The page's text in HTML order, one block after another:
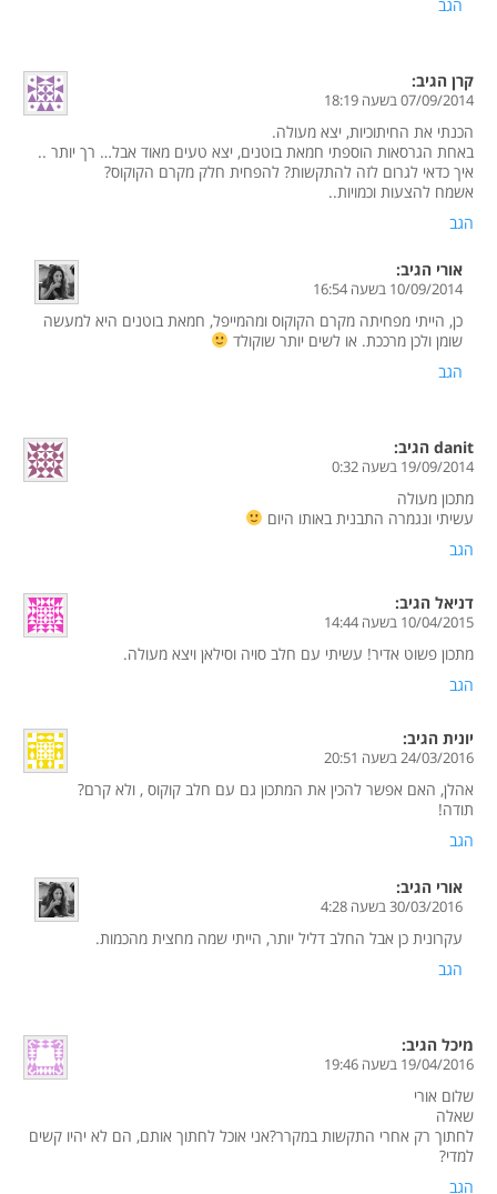
הגב
קרן הגיב:
07/09/2014 בשעה 18:19
הכנתי את החיתוכיות, יצא מעולה.
באחת הגרסאות הוספתי חמאת בוטנים, יצא טעים מאוד אבל… רך יותר ..
איך כדאי לגרום לזה להתקשות? להפחית חלק מקרם הקוקוס?
אשמח להצעות וכמויות..
הגב
אורי הגיב:
10/09/2014 בשעה 16:54
כן, הייתי מפחיתה מקרם הקוקוס ומהמייפל, חמאת בוטנים היא למעשה
שומן ולכן מרככת. או לשים יותר שוקולד
הגב
danit הגיב:
19/09/2014 בשעה 0:32
מתכון מעולה
עשיתי ונגמרה התבנית באותו היום
הגב
דניאל הגיב:
10/04/2015 בשעה 14:44
מתכון פשוט אדיר! עשיתי עם חלב סויה וסילאן ויצא מעולה.
הגב
יונית הגיב:
24/03/2016 בשעה 20:51
אהלן, האם אפשר להכין את המתכון גם עם חלב קוקוס , ולא קרם?
תודה!
הגב
אורי הגיב:
30/03/2016 בשעה 4:28
עקרונית כן אבל החלב דליל יותר, הייתי שמה מחצית מהכמות.
הגב
מיכל הגיב:
19/04/2016 בשעה 19:46
שלום אורי
שאלה
לחתוך רק אחרי התקשות במקרר?אני אוכל לחתוך אותם, הם לא יהיו קשים
למדי?
הגב